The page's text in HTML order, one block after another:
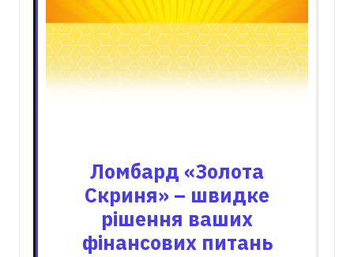
Ломбард «Золота
Скриня» – швидке
рішення ваших
фінансових питань